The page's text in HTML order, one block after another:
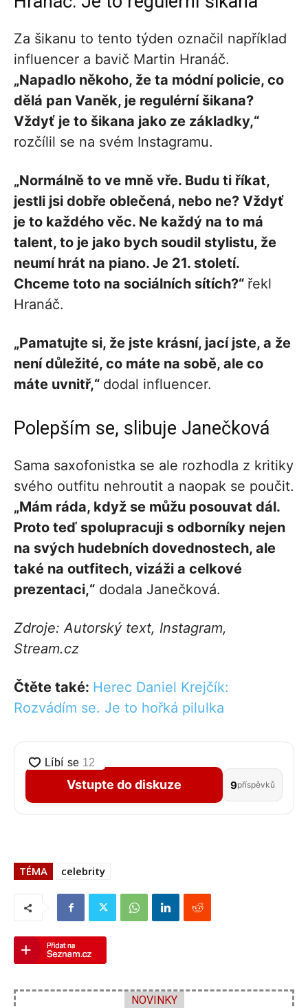
Za šikanu to tento týden označil například
influencer a bavič Martin Hranáč.
„Napadlo někoho, že ta módní policie, co
dělá pan Vaněk, je regulérní šikana?
Vždyť je to šikana jako ze základky,“
rozčílil se na svém Instagramu.
„Normálně to ve mně vře. Budu ti říkat,
jestli jsi dobře oblečená, nebo ne? Vždyť
je to každého věc. Ne každý na to má
talent, to je jako bych soudil stylistu, že
neumí hrát na piano. Je 21. století.
Chceme toto na sociálních sítích?“ řekl
Hranáč.
„Pamatujte si, že jste krásní, jací jste, a že
není důležité, co máte na sobě, ale co
máte uvnitř,“ dodal influencer.
Polepším se, slibuje Janečková
Sama saxofonistka se ale rozhodla z kritiky
svého outfitu nehroutit a naopak se poučit.
„Mám ráda, když se můžu posouvat dál.
Proto teď spolupracuji s odborníky nejen
na svých hudebních dovednostech, ale
také na outfitech, vizáži a celkové
prezentaci,“ dodala Janečková.
Zdroje: Autorský text, Instagram,
Stream.cz
Čtěte také: Herec Daniel Krejčík:
Rozvádím se. Je to hořká pilulka
Vstupte do diskuze 9příspěvků
TÉMA celebrity
NOVINKY